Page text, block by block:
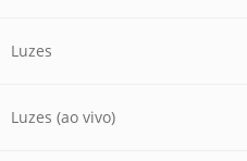
Luzes
Luzes (ao vivo)